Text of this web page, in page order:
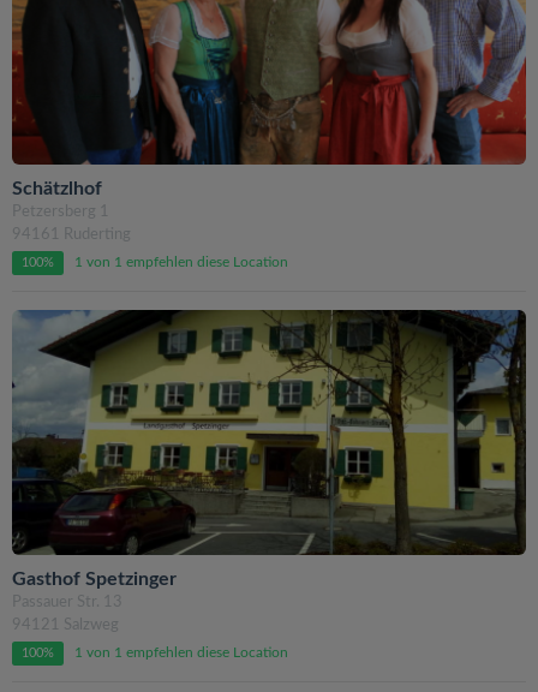
Schätzlhof
Petzersberg 1
94161 Ruderting
100% 1 von 1 empfehlen diese Location
Gasthof Spetzinger
Passauer Str. 13
94121 Salzweg
100% 1 von 1 empfehlen diese Location